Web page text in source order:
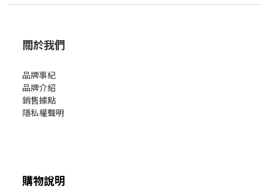
關於我們
品牌事紀
品牌介紹
銷售據點
隱私權聲明
購物說明